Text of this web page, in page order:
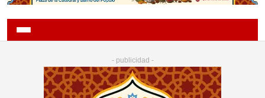
- publicidad -